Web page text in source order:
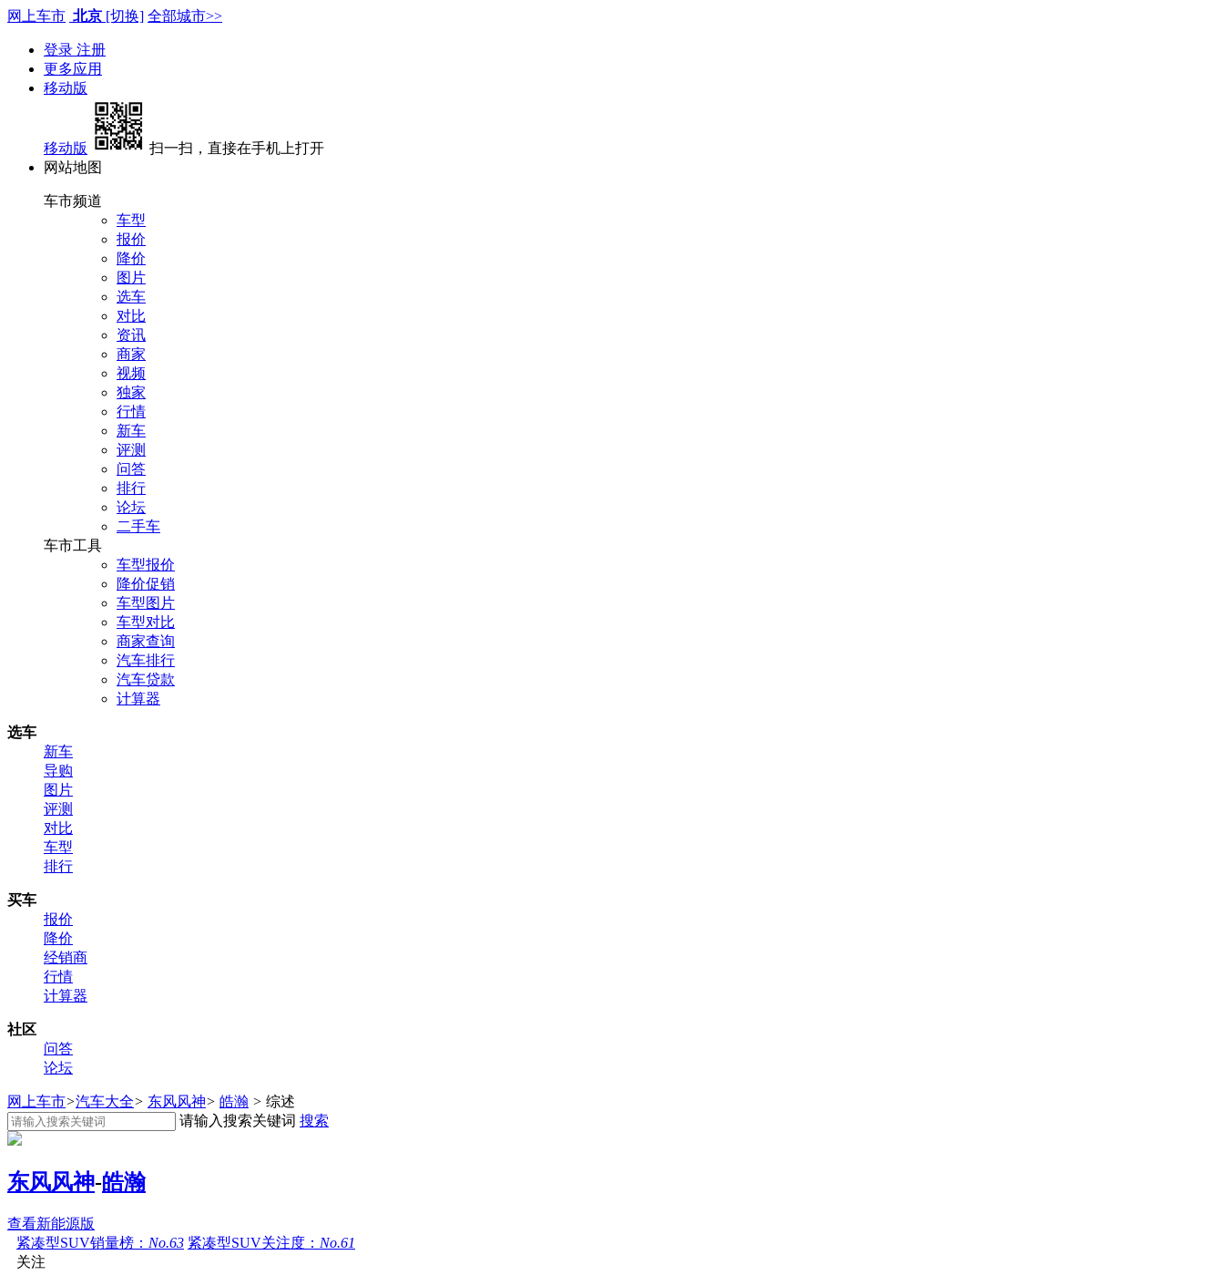
网上车市 北京 [切换] 全部城市>>
登录 注册
更多应用
移动版
移动版
扫一扫，直接在手机上打开
网站地图
车市频道
车型
报价
降价
图片
选车
对比
资讯
商家
视频
独家
行情
新车
评测
问答
排行
论坛
二手车
车市工具
车型报价
降价促销
车型图片
车型对比
商家查询
汽车排行
汽车贷款
计算器
选车
新车
导购
图片
评测
对比
车型
排行
买车
报价
降价
经销商
行情
计算器
社区
问答
论坛
网上车市>汽车大全> 东风风神> 皓瀚 > 综述
请输入搜索关键词 搜索
东风风神-皓瀚
查看新能源版
紧凑型SUV销量榜： No.63 紧凑型SUV关注度： No.61
关注